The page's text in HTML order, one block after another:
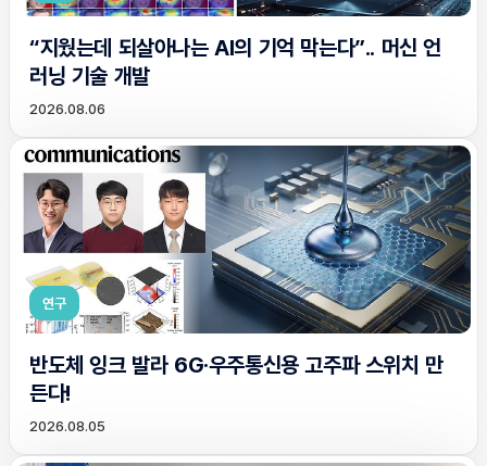
“지웠는데 되살아나는 AI의 기억 막는다”.. 머신 언
러닝 기술 개발
2026.08.06
연구
반도체 잉크 발라 6G·우주통신용 고주파 스위치 만
든다!
2026.08.05